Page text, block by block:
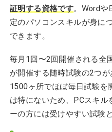
証明する資格です。Wordや
定のパソコンスキルが身に
できます。
毎月1回〜2回開催される全
が開催する随時試験の2つ
1500ヶ所でほぼ毎日試験を
は特にないため、PCスキル
ーの方には受けやすい試験